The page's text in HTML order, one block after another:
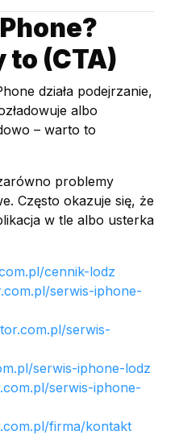
(CTA)
działa podejrzanie,
albo
– warto to
problemy
Często okazuje się, że
w tle albo usterka
cennik-lodz
serwis-iphone-
serwis-
serwis-iphone-lodz
serwis-iphone-
firma/kontakt